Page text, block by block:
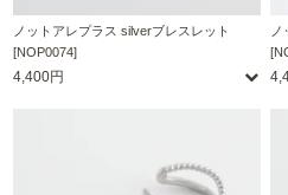
ノットアレプラス silverブレスレット
[NOP0074]
4,400円
ノ